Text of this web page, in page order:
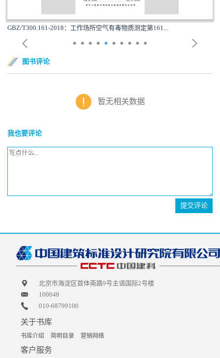
GBZ/T300.161-2018：工作场所空气有毒物质测定第161...
图书评论
暂无相关数据
我也要评论
提交评论
北京市海淀区首体南路9号主语国际2号楼
100048
010-68799100
关于书库
书库介绍 简明目录 营销网络
客户服务